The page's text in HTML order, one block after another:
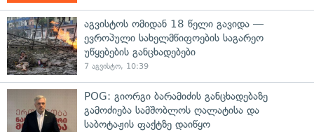
აგვისტოს ომიდან 18 წელი გავიდა —
ევროპული სახელმწიფოების საგარეო
უწყებების განცხადებები
7 აგვისტო, 10:39
POG: გიორგი ბარამიძის განცხადებაზე
გამოძიება სამშობლოს ღალატისა და
საბოტაჟის ფაქტზე დაიწყო